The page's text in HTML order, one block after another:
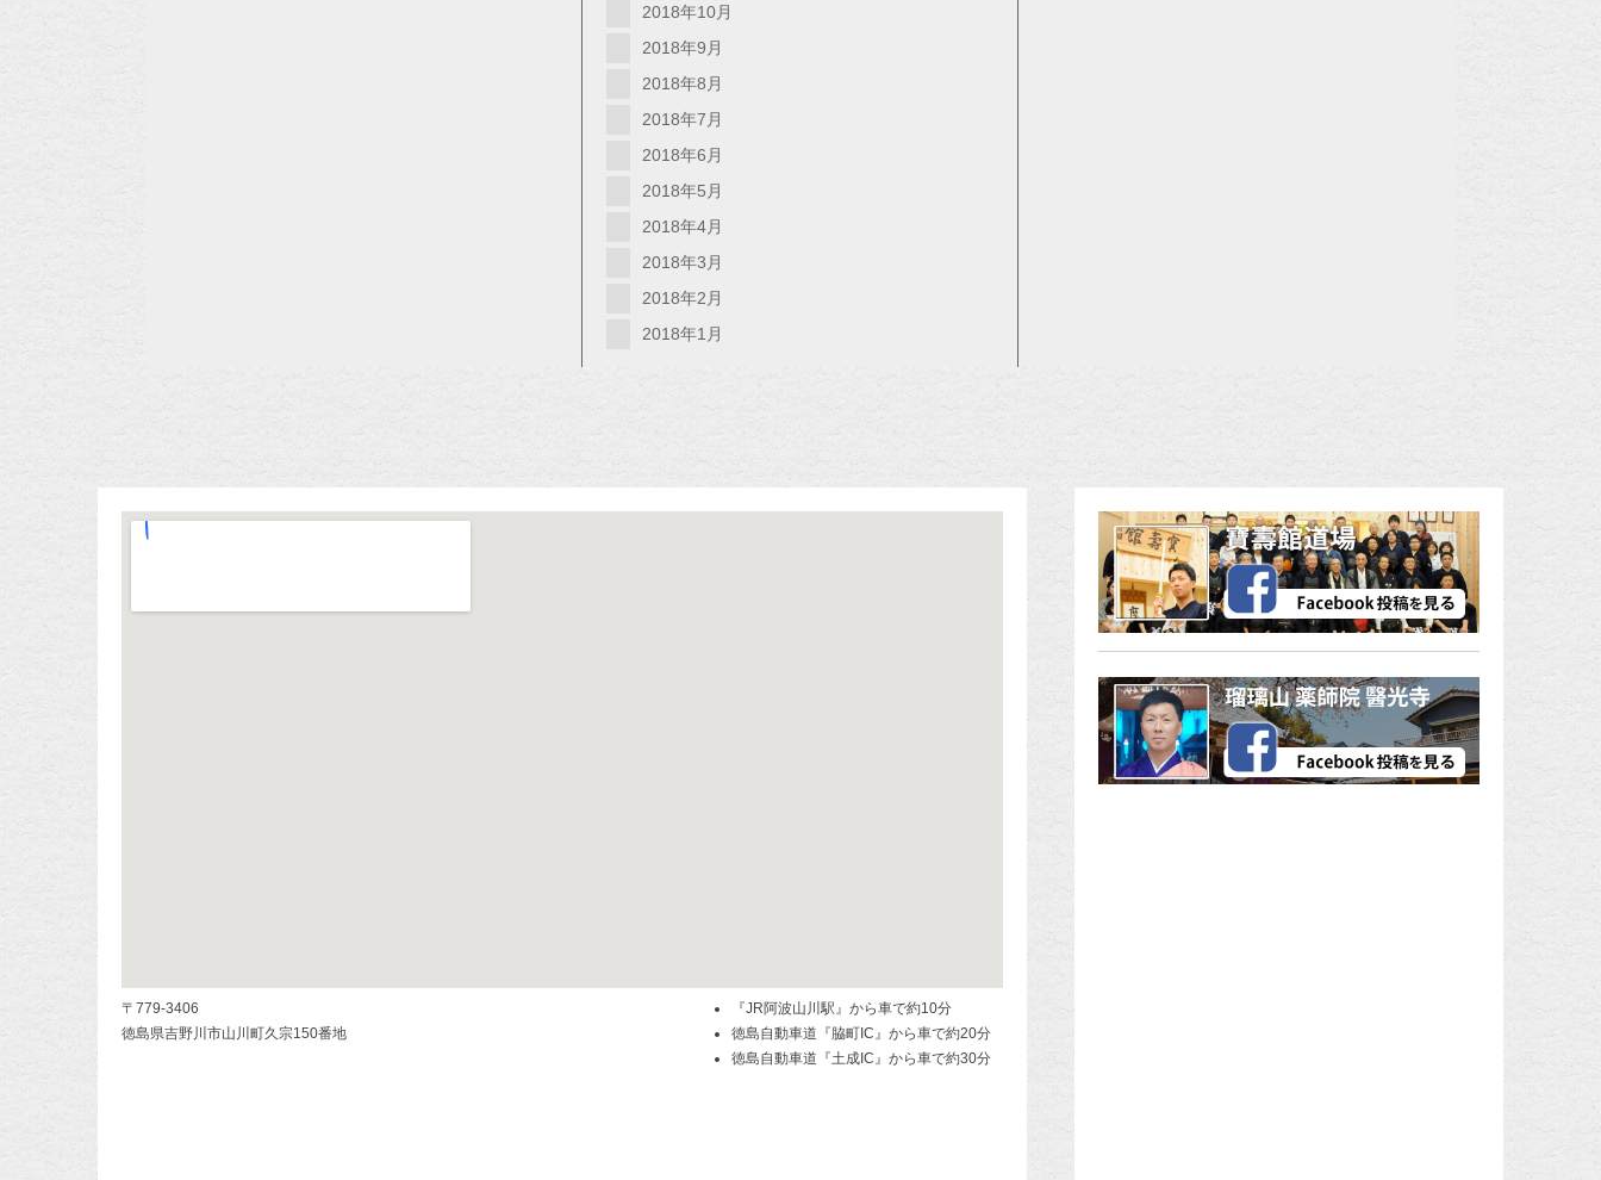
2018年10月
2018年9月
2018年8月
2018年7月
2018年6月
2018年5月
2018年4月
2018年3月
2018年2月
2018年1月
〒779-3406
徳島県吉野川市山川町久宗150番地
『JR阿波山川駅』から車で約10分
徳島自動車道『脇町IC』から車で約20分
徳島自動車道『土成IC』から車で約30分